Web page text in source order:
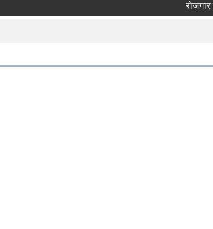
रोजगार